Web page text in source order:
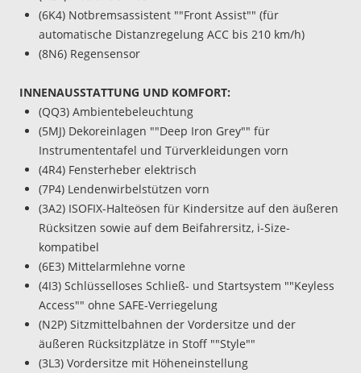
(6K4) Notbremsassistent ""Front Assist"" (für
automatische Distanzregelung ACC bis 210 km/h)
(8N6) Regensensor
INNENAUSSTATTUNG UND KOMFORT:
(QQ3) Ambientebeleuchtung
(5MJ) Dekoreinlagen ""Deep Iron Grey"" für
Instrumententafel und Türverkleidungen vorn
(4R4) Fensterheber elektrisch
(7P4) Lendenwirbelstützen vorn
(3A2) ISOFIX-Halteösen für Kindersitze auf den äußeren
Rücksitzen sowie auf dem Beifahrersitz, i-Size-
kompatibel
(6E3) Mittelarmlehne vorne
(4I3) Schlüsselloses Schließ- und Startsystem ""Keyless
Access"" ohne SAFE-Verriegelung
(N2P) Sitzmittelbahnen der Vordersitze und der
äußeren Rücksitzplätze in Stoff ""Style""
(3L3) Vordersitze mit Höheneinstellung